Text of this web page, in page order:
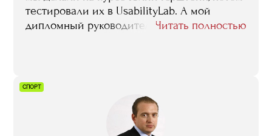
тестировали их в UsabilityLab. А мой
дипломный руководитель Николай
того, как должен работать наш бизнес.
Принципы, рассказанные им на занятиях,
мы используем ежедневно».
Читать полностью
СПОРТ